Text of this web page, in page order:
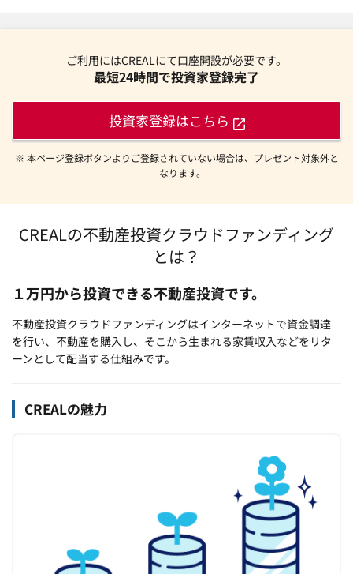
ご利用にはCREALにて口座開設が必要です。
最短24時間で投資家登録完了
投資家登録はこちら
※ 本ページ登録ボタンよりご登録されていない場合は、プレゼント対象外と
なります。
CREALの不動産投資クラウドファンディング
とは？
１万円から投資できる不動産投資です。
不動産投資クラウドファンディングはインターネットで資金調達
を行い、不動産を購入し、そこから生まれる家賃収入などをリタ
ーンとして配当する仕組みです。
CREALの魅力